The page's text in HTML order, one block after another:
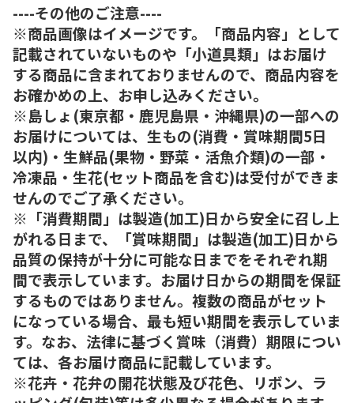
----その他のご注意----
※商品画像はイメージです。「商品内容」として
記載されていないものや「小道具類」はお届け
する商品に含まれておりませんので、商品内容を
お確かめの上、お申し込みください。
※島しょ(東京都・鹿児島県・沖縄県)の一部への
お届けについては、生もの(消費・賞味期間5日
以内)・生鮮品(果物・野菜・活魚介類)の一部・
冷凍品・生花(セット商品を含む)は受付ができま
せんのでご了承ください。
※「消費期間」は製造(加工)日から安全に召し上
がれる日まで、「賞味期間」は製造(加工)日から
品質の保持が十分に可能な日までをそれぞれ期
間で表示しています。お届け日からの期間を保証
するものではありません。複数の商品がセット
になっている場合、最も短い期間を表示していま
す。なお、法律に基づく賞味（消費）期限につい
ては、各お届け商品に記載しています。
※花卉・花弁の開花状態及び花色、リボン、ラ